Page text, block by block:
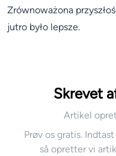
Zrównoważona
jutro było lepsze.
Skrevet
Artikel
Prøv os gratis.
så opretter vi